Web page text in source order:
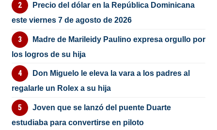
Precio del dólar en la República Dominicana
este viernes 7 de agosto de 2026
Madre de Marileidy Paulino expresa orgullo por
los logros de su hija
Don Miguelo le eleva la vara a los padres al
regalarle un Rolex a su hija
Joven que se lanzó del puente Duarte
estudiaba para convertirse en piloto